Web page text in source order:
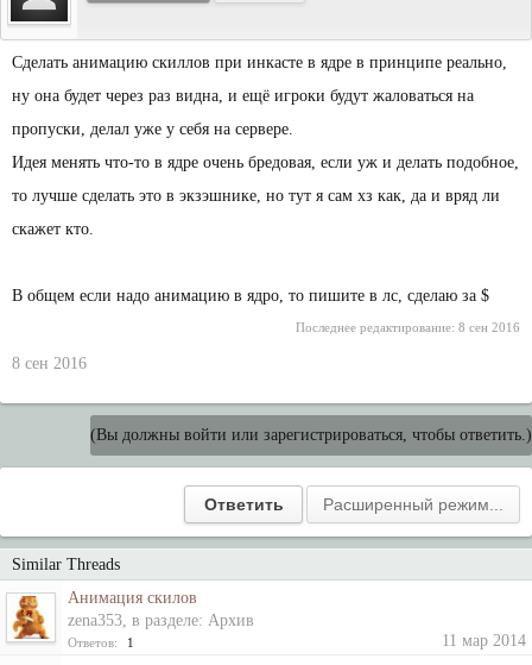
Сделать анимацию скиллов при инкасте в ядре в принципе реально,
ну она будет через раз видна, и ещё игроки будут жаловаться на
пропуски, делал уже у себя на сервере.
Идея менять что-то в ядре очень бредовая, если уж и делать подобное,
то лучше сделать это в экзэшнике, но тут я сам хз как, да и вряд ли
скажет кто.
В общем если надо анимацию в ядро, то пишите в лс, сделаю за $
Последнее редактирование: 8 сен 2016
8 сен 2016
(Вы должны войти или зарегистрироваться, чтобы ответить.)
Similar Threads
Анимация скилов
zena353, в разделе: Архив
Ответов: 1
11 мар 2014